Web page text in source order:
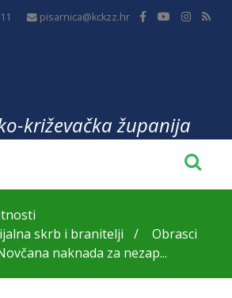
pisarnica@kckzz.hr
križevačka županija
skrb i branitelji
Obrasci
naknada za nezap...